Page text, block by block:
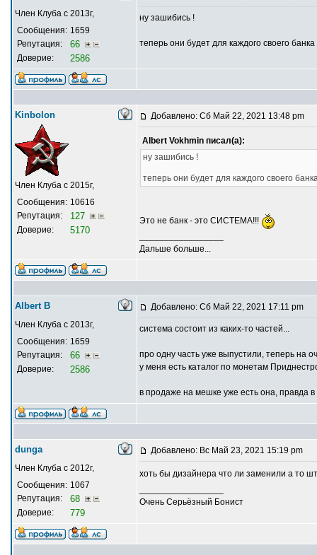
Член Клуба с 2013г,
Сообщения: 1659
Репутация:
66
Доверие: 2586
ну зашибись !
теперь они будет для каждого своего
Kinbolon
Член Клуба с 2015г,
Сообщения: 10616
Репутация:
127
Доверие: 5170
Добавлено: Сб Май 22, 2021 13:48 pm
Albert Vokhmin писал(а):
ну зашибись !
теперь они будет для каждого своего
Это не банк - это СИСТЕМА!!!
Дальше больше...
Albert В
Член Клуба с 2013г,
Сообщения: 1659
Репутация:
66
Доверие: 2586
Добавлено: Сб Май 22, 2021 17:11 pm
система состоит из каких-то частей...
про одну часть уже выпустили, теперь на
у меня есть каталог по монетам
в продаже на мешке уже есть она, правда
dunga
Член Клуба с 2012г,
Сообщения: 1067
Репутация:
68
Доверие: 779
Добавлено: Вс Май 23, 2021 15:19 pm
хоть бы дизайнера что ли заменили а то
Очень Серьёзный Бонист